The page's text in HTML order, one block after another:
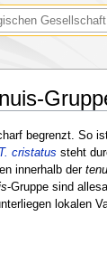
begrenzt. So
T. cristatus steht
innerhalb der
-Gruppe sind
lokalen